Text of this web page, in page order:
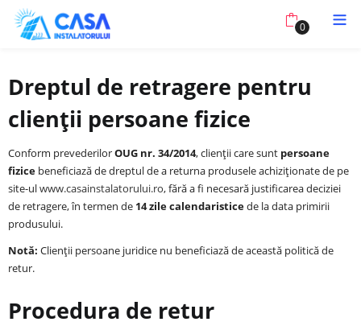
0
Dreptul de retragere pentru
clienții persoane fizice
Conform prevederilorOUG nr. 34/2014, clienții care sunt persoane
fizice beneficiază de dreptul de a returna produsele achiziționate de pe
site-ulwww.casainstalatorului.ro, fără a fi necesară justificarea deciziei
de retragere, în termen de 14 zile calendaristicede la data primirii
produsului.
Notă: Clienții persoane juridice nu beneficiază de această politică de
retur.
Procedura de retur